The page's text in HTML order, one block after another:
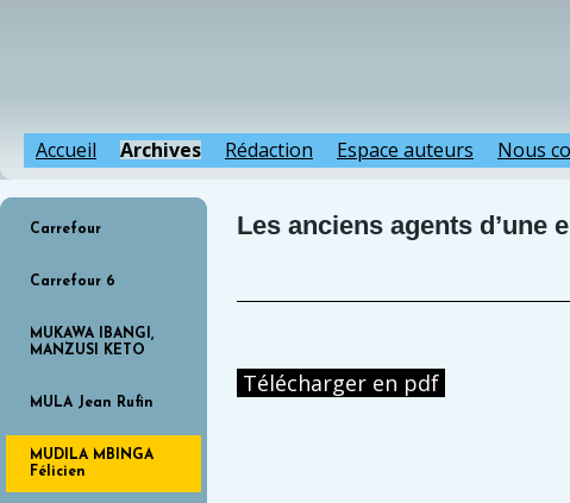
Accueil Archives Rédaction Espace auteurs Nous
Carrefour
Carrefour 6
MUKAWA IBANGI,
MANZUSI KETO
MULA Jean Rufin
MUDILA MBINGA
Félicien
Les anciens agents d’une
Télécharger en pdf